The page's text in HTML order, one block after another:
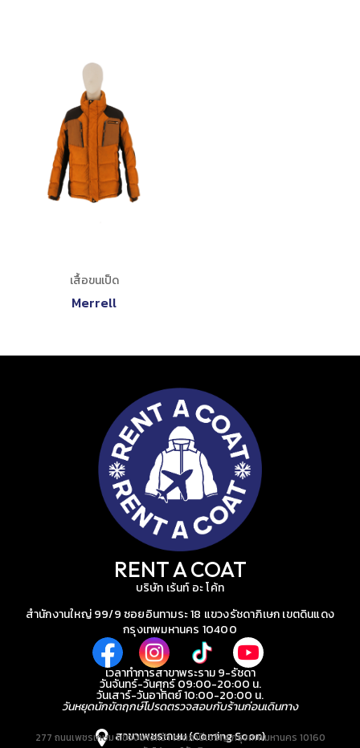
เสื้อขนเป็ด
Merrell
RENT A COAT
บริษัท เร้นท์ อะ โค้ท
สำนักงานใหญ่ 99/9 ซอยอินทามระ 18 แขวงรัชดาภิเษก เขตดินแดง
กรุงเทพมหานคร 10400
เวลาทำการสาขาพระราม 9-รัชดา
วันจันทร์-วันศุกร์ 09:00-20:00 น.
วันเสาร์-วันอาทิตย์ 10:00-20:00 น.
วันหยุดนักขัตฤกษ์โปรดตรวจสอบกับร้านก่อนเดินทาง
สาขาเพชรเกษม (Coming Soon)
277 ถนนเพชรเกษม แขวงบางหว้า เขตภาษีเจริญ กรุงเทพมหานคร 10160